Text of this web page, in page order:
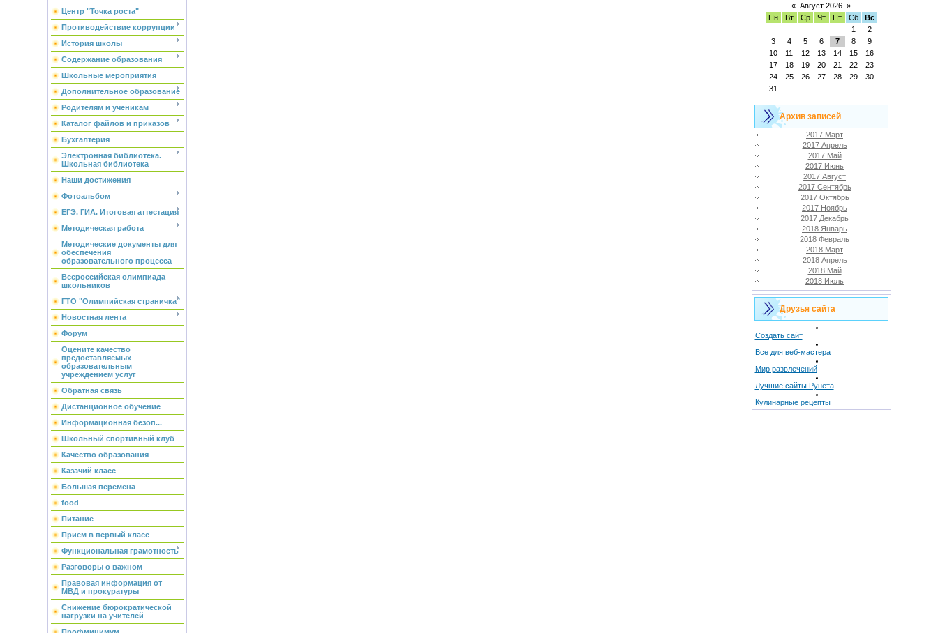
Центр "Точка роста"
Противодействие коррупции
История школы
Содержание образования
Школьные мероприятия
Дополнительное образование
Родителям и ученикам
Каталог файлов и приказов
Бухгалтерия
Электронная библиотека.
Школьная библиотека
Наши достижения
Фотоальбом
ЕГЭ. ГИА. Итоговая аттестация
Методическая работа
Методические документы для
обеспечения
образовательного процесса
Всероссийская олимпиада
школьников
ГТО "Олимпийская страничка"
Новостная лента
Форум
Оцените качество
предоставляемых
образовательным
учреждением услуг
Обратная связь
Дистанционное обучение
Информационная безоп...
Школьный спортивный клуб
Качество образования
Казачий класс
Большая перемена
food
Питание
Прием в первый класс
Функциональная грамотность
Разговоры о важном
Правовая информация от
МВД и прокуратуры
Снижение бюрократической
нагрузки на учителей
« Август 2026 »
Пн
Вт Ср Чт Пт Сб
Вс
1
2
3
4 5 6 7 8
9
10
11 12 13 14 15
16
17
18 19 20 21 22
23
24
25 26 27 28 29
30
31
Архив записей
2017 Март
2017 Апрель
2017 Май
2017 Июнь
2017 Август
2017 Сентябрь
2017 Октябрь
2017 Ноябрь
2017 Декабрь
2018 Январь
2018 Февраль
2018 Март
2018 Апрель
2018 Май
2018 Июль
Друзья сайта
Создать сайт
Все для веб-мастера
Мир развлечений
Лучшие сайты Рунета
Кулинарные рецепты